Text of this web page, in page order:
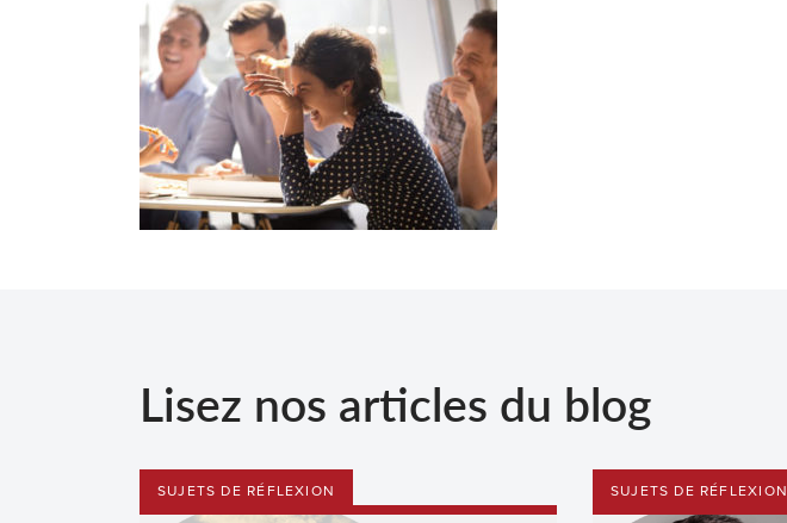
Lisez nos articles du blog
SUJETS DE RÉFLEXION SUJETS DE RÉFLEXION